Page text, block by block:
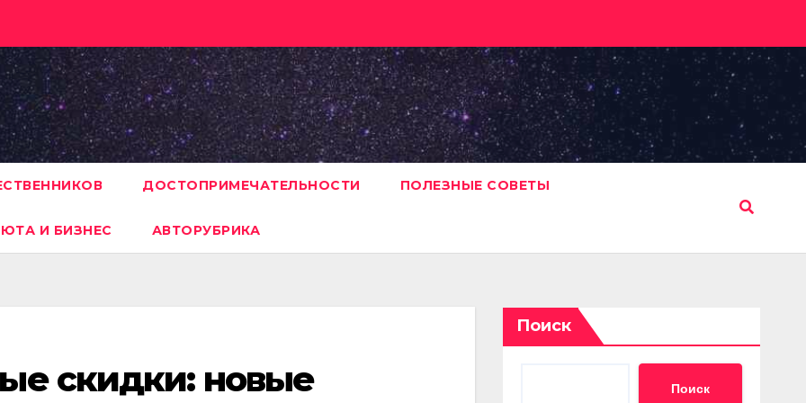
ДОСТОПРИМЕЧАТЕЛЬНОСТИ ПОЛЕЗНЫЕ СОВЕТЫ
И БИЗНЕС АВТОРУБРИКА
скидки: новые
Поиск
Поиск